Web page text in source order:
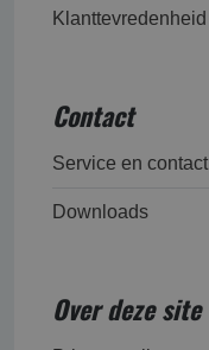
Klanttevredenheid
Contact
Service en contact
Downloads
Over deze site